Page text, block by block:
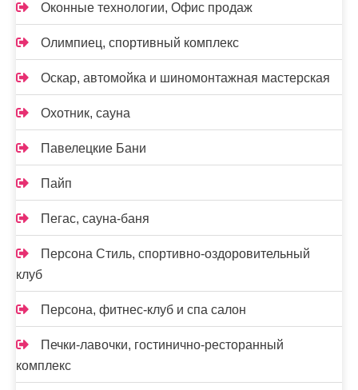
Оконные технологии, Офис продаж
Олимпиец, спортивный комплекс
Оскар, автомойка и шиномонтажная мастерская
Охотник, сауна
Павелецкие Бани
Пайп
Пегас, сауна-баня
Персона Стиль, спортивно-оздоровительный
клуб
Персона, фитнес-клуб и спа салон
Печки-лавочки, гостинично-ресторанный
комплекс